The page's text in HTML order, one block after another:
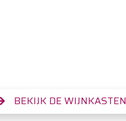
BEKIJK DE WIJNKASTEN